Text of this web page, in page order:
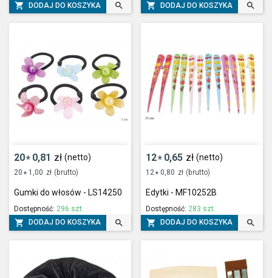
 DODAJ DO KOSZYKA   DODAJ DO KOSZYKA 
20* 0,81 zł (netto)
20 * 1,00 zł (brutto)
Gumki do włosów - LS14250
Dostępność: 296 szt.
 DODAJ DO KOSZYKA 
12* 0,65 zł (netto)
12 * 0,80 zł (brutto)
Edytki - MF10252B
Dostępność: 283 szt.
 DODAJ DO KOSZYKA 